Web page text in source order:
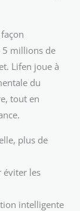
millions de
Lifen joue à
du
tout en
plus de
éviter les
intelligente